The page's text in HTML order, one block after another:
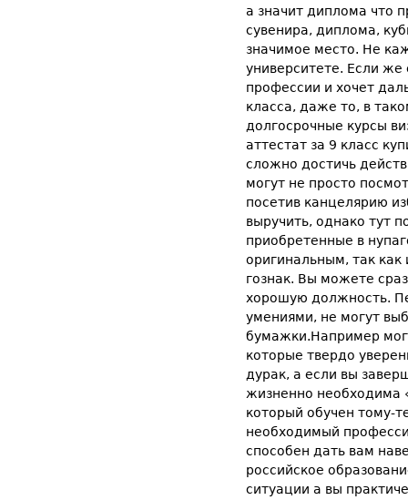
а значит диплома что
сувенира, диплома,
значимое место. Не
университете. Если
профессии и хочет
класса, даже то, в
долгосрочные курсы
аттестат за 9 класс
сложно достичь
могут не просто
посетив канцелярию
выручить, однако тут
приобретенные в
оригинальным, так как
гознак. Вы можете
хорошую должность.
умениями, не могут
бумажки.Например
которые твердо
дурак, а если вы
жизненно необходима
который обучен тому-
необходимый
способен дать вам
российское
ситуации а вы